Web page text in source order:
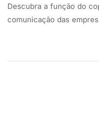
Descubra a função do
comunicação das